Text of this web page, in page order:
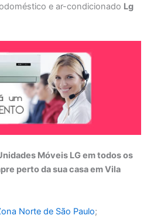
e ar-condicionado Lg
Móveis LG em todos os
perto da sua casa em Vila
Norte de São Paulo;